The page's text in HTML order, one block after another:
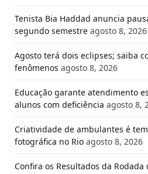
Tenista Bia Haddad anuncia
segundo semestre agosto 8, 2026
Agosto terá dois eclipses; saiba
fenômenos agosto 8, 2026
Educação garante atendimento
alunos com deficiência agosto 8,
Criatividade de ambulantes é
fotográfica no Rio agosto 8, 2026
Confira os Resultados da Rodada